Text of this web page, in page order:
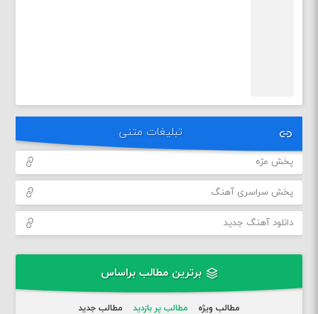
تبلیغات متنی
پخش مژه
پخش سراسری آهنگ
دانلود آهنگ جدید
برترین مطالب براساس
مطالب ویژه مطالب پر بازدید مطالب جدید